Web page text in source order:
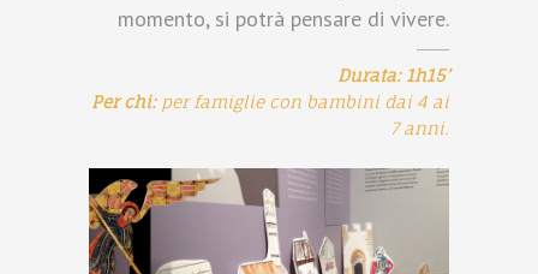
momento, si potrà pensare di vivere.
Durata: 1h15’
Per chi:per famiglie con bambini dai 4 ai
7 anni.